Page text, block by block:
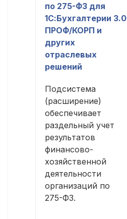
по 275-ФЗ для
1С:Бухгалтерии 3.0
ПРОФ/КОРП и
других
отраслевых
решений
Подсистема
(расширение)
обеспечивает
раздельный учет
результатов
финансово-
хозяйственной
деятельности
организаций по
275-ФЗ.